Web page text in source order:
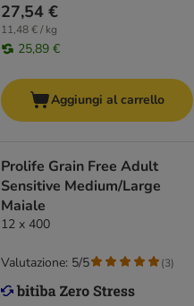
27,54 €
11,48 € / kg
25,89 €
Aggiungi al carrello
Prolife Grain Free Adult
Sensitive Medium/Large
Maiale
12 x 400
Valutazione: 5/5 (3)